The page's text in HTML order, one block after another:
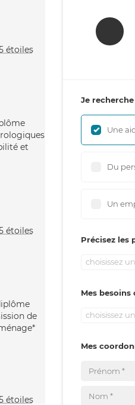
et
de
Je recherche
Une
Du
Un
Précisez les
choisissez
Mes
choisissez
Mes